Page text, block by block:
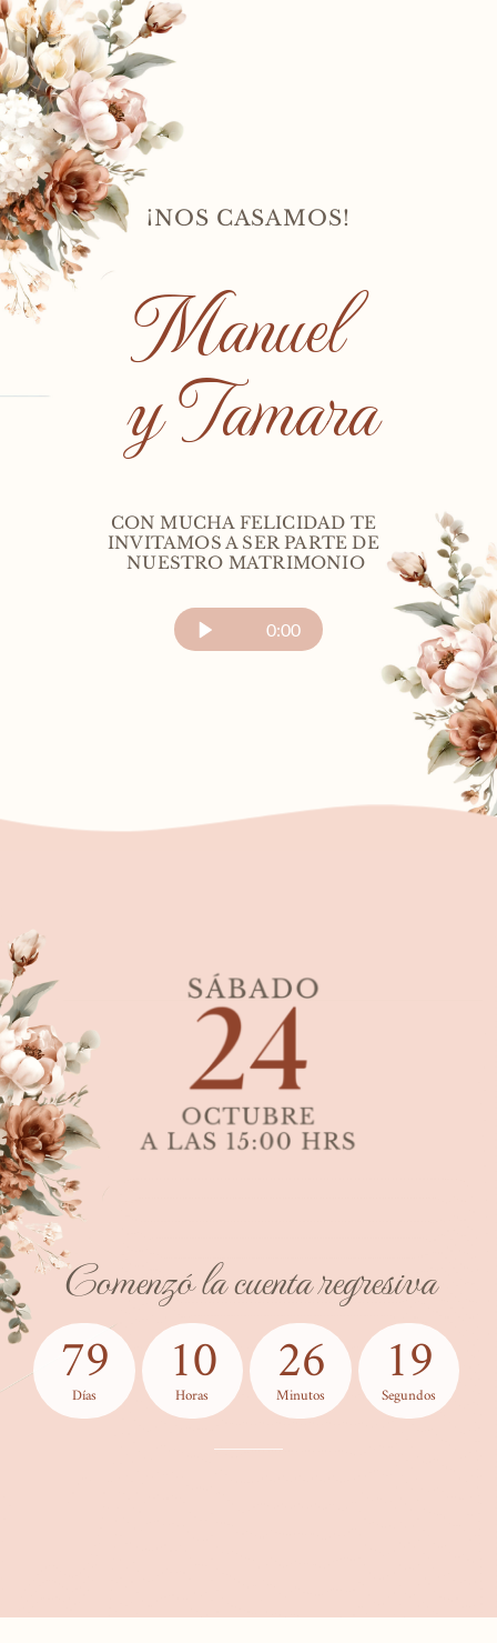
¡NOS CASAMOS!
Manuel
y Tamara
CON MUCHA FELICIDAD TE
INVITAMOS A SER PARTE DE
NUESTRO MATRIMONIO
0:00
Comenzó la cuenta regresiva
79
Días 10
Horas 26
Minutos 19
Segundos